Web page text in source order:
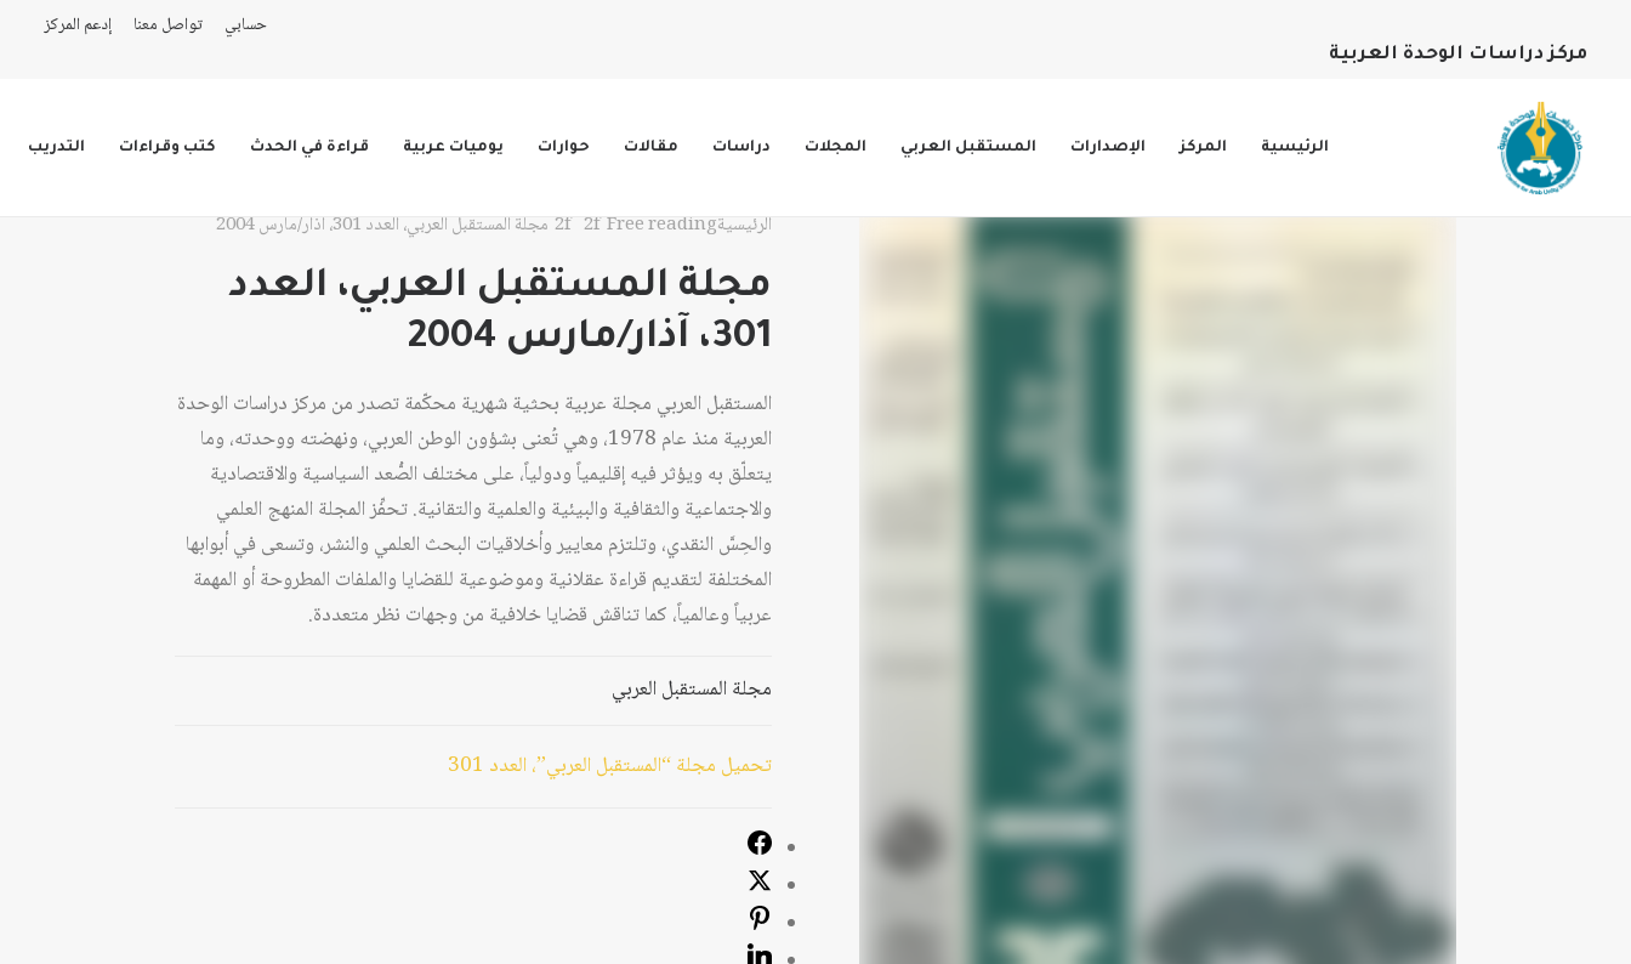
مركز دراسات الوحدة العربية
حسابي تواصل معنا إدعم المركز
الرئيسية المركز الإصدارات المستقبل العربي المجلات دراسات مقالات حوارات يوميات عربية قراءة في الحدث كتب وقراءات التدريب
الرئيسيةFree reading مجلة المستقبل العربي، العدد 301، آذار/مارس 2004
مجلة المستقبل العربي، العدد
301، آذار/مارس 2004
المستقبل العربي مجلة عربية بحثية شهرية محكّمة تصدر من مركز دراسات الوحدة
العربية منذ عام 1978، وهي تُعنى بشؤون الوطن العربي، ونهضته ووحدته، وما
يتعلّق به ويؤثر فيه إقليمياً ودولياً، على مختلف الصُّعد السياسية والاقتصادية
والاجتماعية والثقافية والبيئية والعلمية والتقانية. تحفِّز المجلة المنهج العلمي
والحِسَّ النقدي، وتلتزم معايير وأخلاقيات البحث العلمي والنشر، وتسعى في أبوابها
المختلفة لتقديم قراءة عقلانية وموضوعية للقضايا والملفات المطروحة أو المهمة
عربياً وعالمياً، كما تناقش قضايا خلافية من وجهات نظر متعددة.
مجلة المستقبل العربي
تحميل مجلة “المستقبل العربي”، العدد 301